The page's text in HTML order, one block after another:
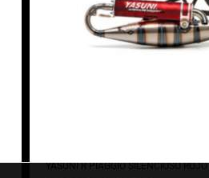
YASUNI R PIAGGIO SILENCIOSO ROJO